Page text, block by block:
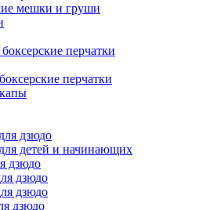
мешки и груши
перчатки
перчатки
дзюдо
детей и начинающих
дзюдо
дзюдо
дзюдо
дзюдо